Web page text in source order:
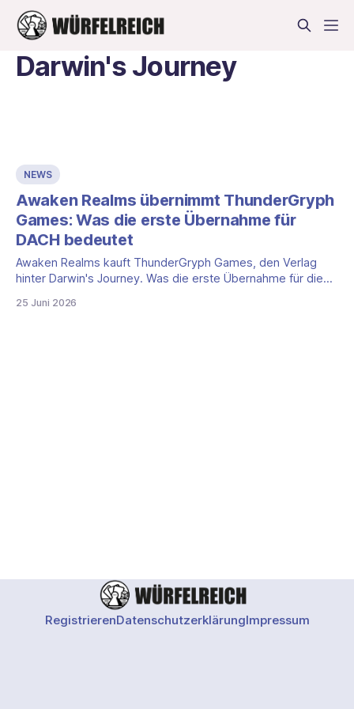
Darwin's Journey
NEWS
Awaken Realms übernimmt ThunderGryph
Games: Was die erste Übernahme für
DACH bedeutet
Awaken Realms kauft ThunderGryph Games, den Verlag
hinter Darwin's Journey. Was die erste Übernahme für die
25 Juni 2026
RegistrierenDatenschutzerklärungImpressum